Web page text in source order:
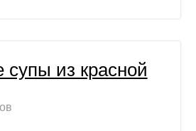
из красной